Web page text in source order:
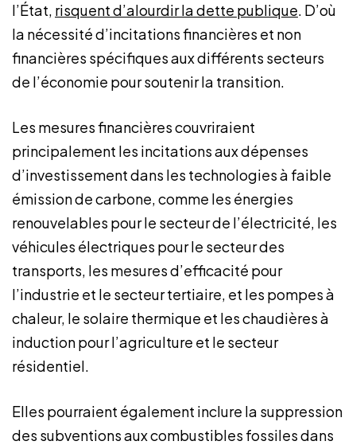
l’État, risquent d’alourdir la dette publique. D’où
la nécessité d’incitations financières et non
financières spécifiques aux différents secteurs
de l’économie pour soutenir la transition.
Les mesures financières couvriraient
principalement les incitations aux dépenses
d’investissement dans les technologies à faible
émission de carbone, comme les énergies
renouvelables pour le secteur de l’électricité, les
véhicules électriques pour le secteur des
transports, les mesures d’efficacité pour
l’industrie et le secteur tertiaire, et les pompes à
chaleur, le solaire thermique et les chaudières à
induction pour l’agriculture et le secteur
résidentiel.
Elles pourraient également inclure la suppression
des subventions aux combustibles fossiles dans